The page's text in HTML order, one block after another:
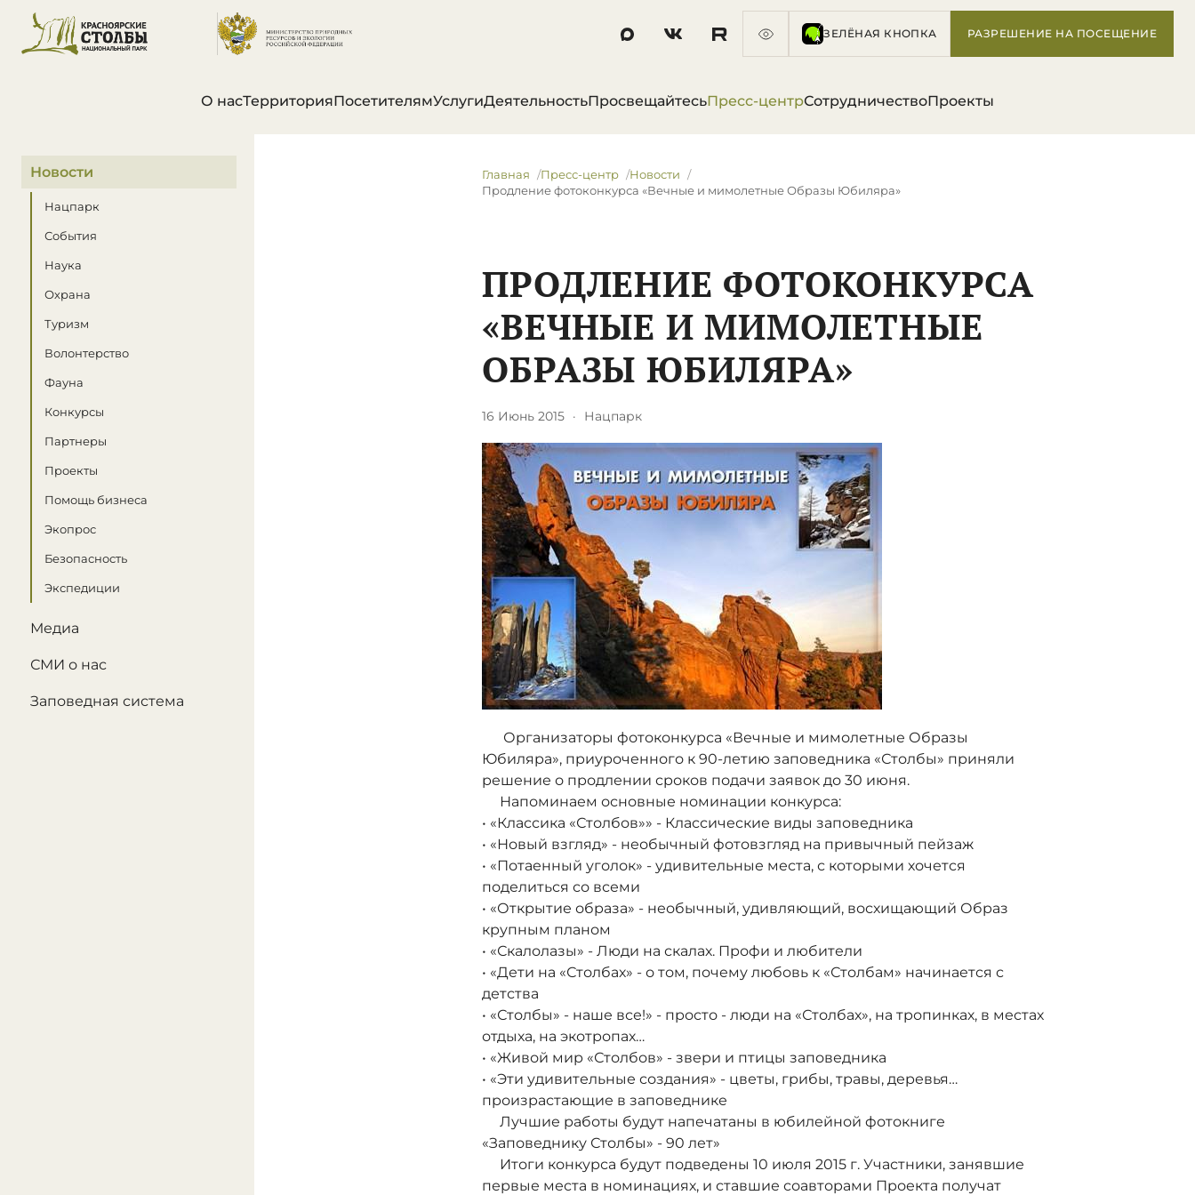
ЗЕЛЁНАЯ КНОПКА РАЗРЕШЕНИЕ НА ПОСЕЩЕНИЕ
О насТерриторияПосетителямУслугиДеятельностьПросвещайтесьПресс-центрСотрудничествоПроекты
В этом разделе
Новости
Нацпарк
События
Наука
Охрана
Туризм
Волонтерство
Фауна
Конкурсы
Партнеры
Проекты
Помощь бизнеса
Экопрос
Безопасность
Экспедиции
Медиа
СМИ о нас
Заповедная система
Главная Пресс-центр
Новости
Продление фотоконкурса «Вечные и мимолетные Образы Юбиляра»
ПРОДЛЕНИЕ ФОТОКОНКУРСА
«ВЕЧНЫЕ И МИМОЛЕТНЫЕ
ОБРАЗЫ ЮБИЛЯРА»
16 Июнь 2015 · Нацпарк
Организаторы фотоконкурса «Вечные и мимолетные Образы
Юбиляра», приуроченного к 90-летию заповедника «Столбы» приняли
решение о продлении сроков подачи заявок до 30 июня.
Напоминаем основные номинации конкурса:
• «Классика «Столбов»» - Классические виды заповедника
• «Новый взгляд» - необычный фотовзгляд на привычный пейзаж
• «Потаенный уголок» - удивительные места, с которыми хочется
поделиться со всеми
• «Открытие образа» - необычный, удивляющий, восхищающий Образ
крупным планом
• «Скалолазы» - Люди на скалах. Профи и любители
• «Дети на «Столбах» - о том, почему любовь к «Столбам» начинается с
детства
• «Столбы» - наше все!» - просто - люди на «Столбах», на тропинках, в местах
отдыха, на экотропах…
• «Живой мир «Столбов» - звери и птицы заповедника
• «Эти удивительные создания» - цветы, грибы, травы, деревья…
произрастающие в заповеднике
Лучшие работы будут напечатаны в юбилейной фотокниге
«Заповеднику Столбы» - 90 лет»
Итоги конкурса будут подведены 10 июля 2015 г. Участники, занявшие
первые места в номинациях, и ставшие соавторами Проекта получат